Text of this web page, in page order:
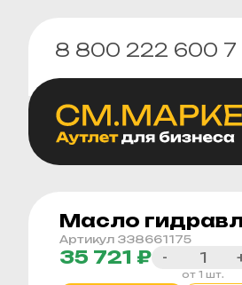
8 800 222 600 7
Масло
Артикул 338661175
35 721 ₽ -
от 1 шт.